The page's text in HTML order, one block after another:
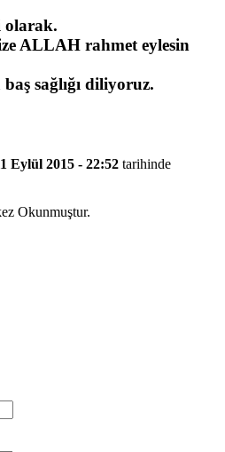
olarak.
ALLAH rahmet eylesin
sağlığı diliyoruz.
Eylül 2015 - 22:52 tarihinde
Okunmuştur.